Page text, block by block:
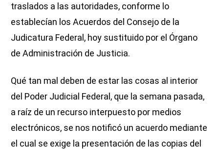
traslados a las autoridades, conforme lo
establecían los Acuerdos del Consejo de la
Judicatura Federal, hoy sustituido por el Órgano
de Administración de Justicia.
Qué tan mal deben de estar las cosas al interior
del Poder Judicial Federal, que la semana pasada,
a raíz de un recurso interpuesto por medios
electrónicos, se nos notificó un acuerdo mediante
el cual se exige la presentación de las copias del